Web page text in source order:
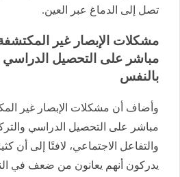
تصل إلى الدماغ عبر العين.
مشكلات الإبصار غير
مباشر على التحصيل الدراسي
بالنفس
وأضاف أن مشكلات الإبصار غير
مباشر على التحصيل الدراسي
والتفاعل الاجتماعي، لافتًا إلى أن
يدركون أنهم يعانون من ضعف في